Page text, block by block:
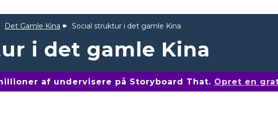
Det Gamle Kina Social struktur i det gamle Kina
i det gamle Kina
af undervisere på Storyboard That. Opret en